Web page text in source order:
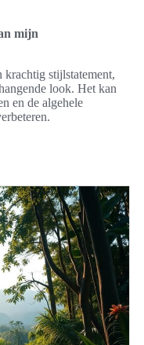
mijn
krachtig stijlstatement,
look. Het kan
en de algehele